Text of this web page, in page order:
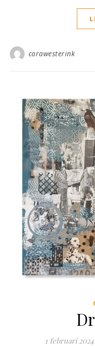
corawesterink
1 februari 2024